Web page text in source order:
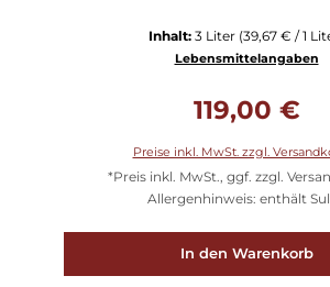
Inhalt: 3 Liter (39,67 € / 1
Lebensmittelangaben
119,00 €
Preise inkl. MwSt. zzgl.
*Preis inkl. MwSt., ggf. zzgl.
Allergenhinweis: enthält
In den Warenkorb